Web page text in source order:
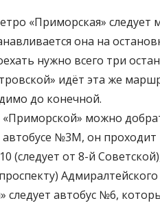
«Приморская» следует
она на
нужно всего три
идёт эта же
до конечной.
можно
№3М, он проходит
(следует от 8-й
следует автобус №6,